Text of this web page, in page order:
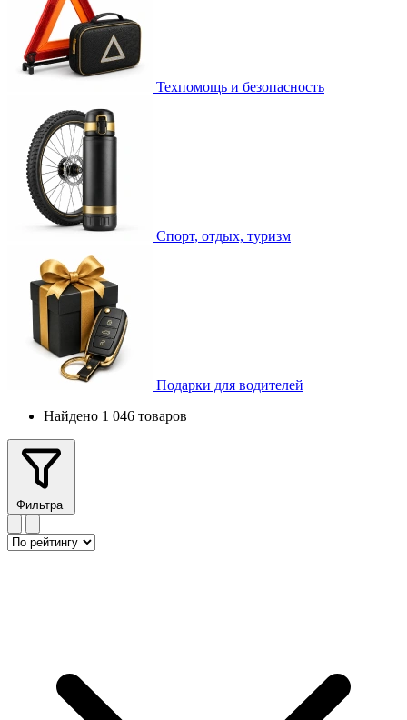
Техпомощь и безопасность
Спорт, отдых, туризм
Подарки для водителей
Найдено 1 046 товаров
Фильтра